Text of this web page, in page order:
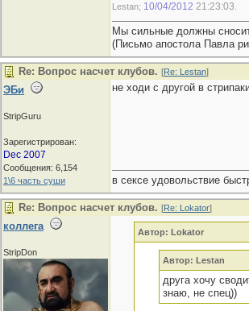
Lestan; 10/04/2012 21:23:03
Мы сильные должны
(Письмо апостола Павла
Re: Вопрос насчет клубов. [Re: Lestan]
ЭБи
StripGuru
Зарегистрирован:
Dec 2007
Сообщения: 6,154
1\6 часть суши
не ходи с другой в
в сексе удовольствие
Re: Вопрос насчет клубов. [Re: Lokator]
коллега
StripDon
Автор: Lokator
Автор: Lestan
друга хочу
знаю, не спец))